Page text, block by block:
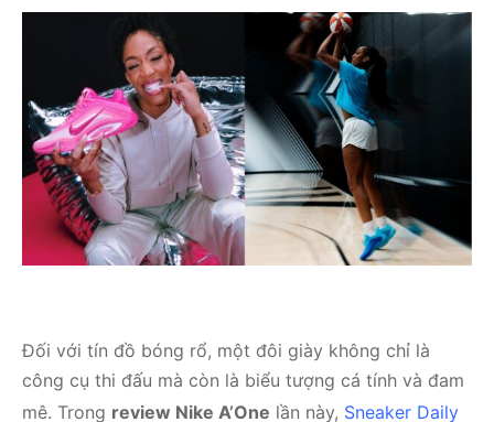
Đối với tín đồ bóng rổ, một đôi giày không chỉ là
công cụ thi đấu mà còn là biểu tượng cá tính và đam
mê. Trong review Nike A’One lần này, Sneaker Daily